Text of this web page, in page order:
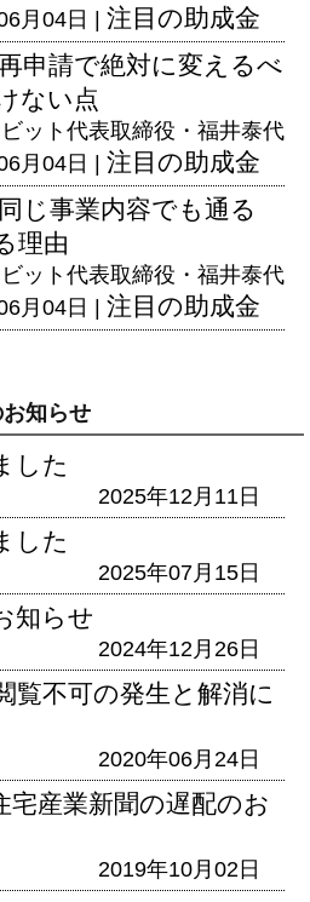
月04日 | 注目の助成金
申請で絶対に変えるべ
ない点
ット代表取締役・福井泰代
月04日 | 注目の助成金
じ事業内容でも通る
理由
ット代表取締役・福井泰代
月04日 | 注目の助成金
知らせ
した
2025年12月11日
した
2025年07月15日
知らせ
2024年12月26日
覧不可の発生と解消に
2020年06月24日
宅産業新聞の遅配のお
2019年10月02日